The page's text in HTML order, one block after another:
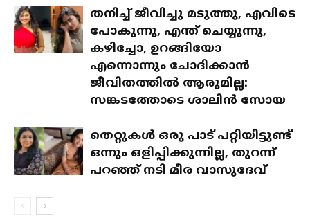
തനിച്ച് ജീവിച്ചു മടുത്തു, എവിടെ
പോകുന്നു, എന്ത് ചെയ്യുന്നു,
കഴിച്ചോ, ഉറങ്ങിയോ
എന്നൊന്നും ചോദിക്കാൻ
ജീവിതത്തിൽ ആരുമില്ല:
സങ്കടത്തോടെ ശാലിൻ സോയ
തെറ്റുകൾ ഒരു പാട് പറ്റിയിട്ടുണ്ട്
ഒന്നും ഒളിപ്പിക്കുന്നില്ല, തുറന്ന്
പറഞ്ഞ് നടി മീര വാസുദേവ്